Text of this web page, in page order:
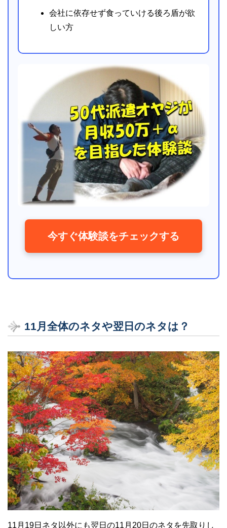
会社に依存せず食っていける後ろ盾が欲
しい方
今すぐ体験談をチェックする
11月全体のネタや翌日のネタは？
11月19日ネタ以外にも翌日の11月20日のネタを先取りし